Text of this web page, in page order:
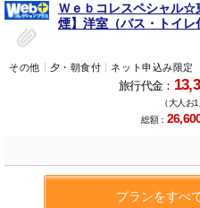
Ｗｅｂコレスペシャル
煙】洋室（バス・トイ
その他 夕・朝食付 ネット申込み限定
旅行代金：
（大人お
総額：
プランをすべ